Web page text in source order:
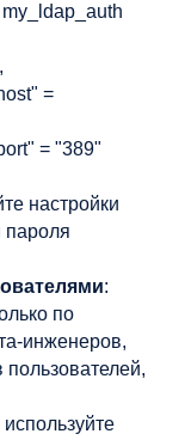
=
= "389"
настройки
пароля
:
по
инженеров,
используйте